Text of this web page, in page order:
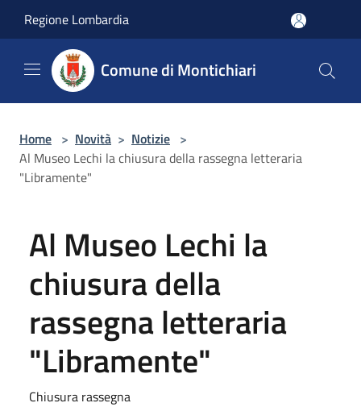
Regione Lombardia
Comune di Montichiari
Home > Novità > Notizie >
Al Museo Lechi la chiusura della rassegna letteraria
"Libramente"
Al Museo Lechi la
chiusura della
rassegna letteraria
"Libramente"
Chiusura rassegna